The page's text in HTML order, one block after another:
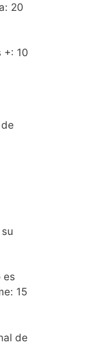
20
+: 10
es
15
de